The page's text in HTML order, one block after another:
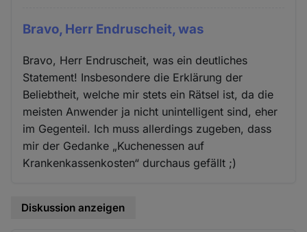
Bravo, Herr Endruscheit, was
Bravo, Herr Endruscheit, was ein deutliches
Statement! Insbesondere die Erklärung der
Beliebtheit, welche mir stets ein Rätsel ist, da die
meisten Anwender ja nicht unintelligent sind, eher
im Gegenteil. Ich muss allerdings zugeben, dass
mir der Gedanke „Kuchenessen auf
Krankenkassenkosten“ durchaus gefällt ;)
Diskussion anzeigen